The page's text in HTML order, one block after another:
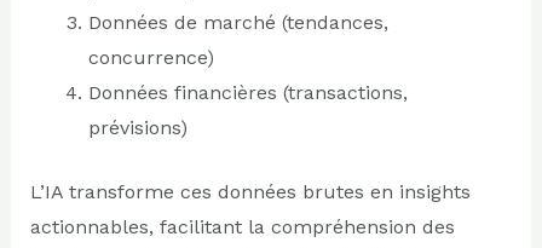
Données de marché (tendances,
concurrence)
Données financières (transactions,
prévisions)
L’IA transforme ces données brutes en insights
actionnables, facilitant la compréhension des